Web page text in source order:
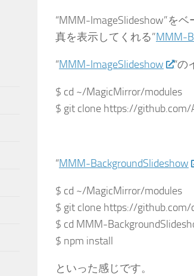
“MMM-ImageSlideshow”を
真を表示してくれる”MMM-
“MMM-ImageSlideshow “の
$ cd ~/MagicMirror/modules
$ git clone https://
“MMM-BackgroundSlideshow
$ cd ~/MagicMirror/modules
$ git clone https://
$ cd MMM-
$ npm install
といった感じです。